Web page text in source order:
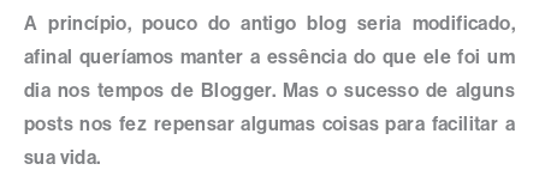
A princípio, pouco do antigo blog seria modificado,
afinal queríamos manter a essência do que ele foi um
dia nos tempos de Blogger. Mas o sucesso de alguns
posts nos fez repensar algumas coisas para facilitar a
sua vida.